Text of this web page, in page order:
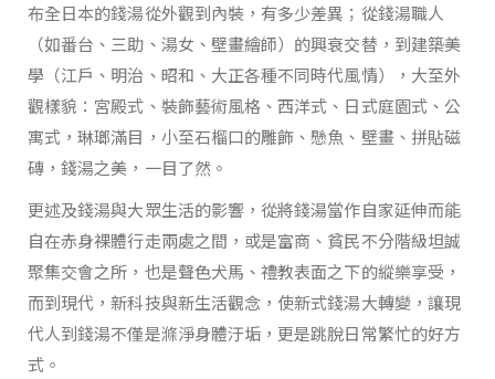
布全日本的錢湯從外觀到內裝，有多少差異；從錢湯職人
（如番台、三助、湯女、壁畫繪師）的興衰交替，到建築美
學（江戶、明治、昭和、大正各種不同時代風情），大至外
觀樣貌：宮殿式、裝飾藝術風格、西洋式、日式庭園式、公
寓式，琳瑯滿目，小至石榴口的雕飾、懸魚、壁畫、拼貼磁
磚，錢湯之美，一目了然。
更述及錢湯與大眾生活的影響，從將錢湯當作自家延伸而能
自在赤身裸體行走兩處之間，或是富商、貧民不分階級坦誠
聚集交會之所，也是聲色犬馬、禮教表面之下的縱樂享受，
而到現代，新科技與新生活觀念，使新式錢湯大轉變，讓現
代人到錢湯不僅是滌淨身體汙垢，更是跳脫日常繁忙的好方
式。